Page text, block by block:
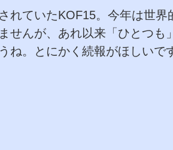
れていたKOF15。今年は世界
せんが、あれ以来「ひとつも
ね。とにかく続報がほしいで